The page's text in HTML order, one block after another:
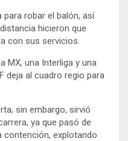
para robar el balón, así
hicieron que
con sus servicios.
MX, una Interliga y una
deja al cuadro regio para
sin embargo, sirvió
ya que pasó de
explotando